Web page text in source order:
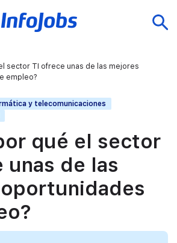
sector TI ofrece unas de las mejores
empleo?
y telecomunicaciones
qué el sector
unas de las